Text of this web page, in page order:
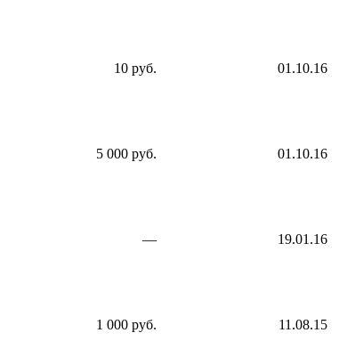
10 руб. 01.10.16
5 000 руб. 01.10.16
— 19.01.16
1 000 руб. 11.08.15